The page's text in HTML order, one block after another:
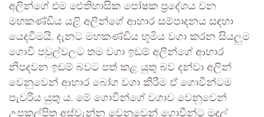
අලින්ගේ එම ඓතිහාසික පෝෂක ප්‍රදේශය වන
මහකණ්ඩිය යළි අලින්ගේ ආහාර සම්පාදනය සඳහා
යෙදවීමයි. දැනට මහකණ්ඩිය භූමිය වගා කරන සියලුම
ගොවි පවුල්වලට තම වගා ඉඩම් අලින්ගේ ආහාර
නිපදවන ඉඩම් බවට පත් කළ යුතු බව දන්වා අලින්
වෙනුවෙන් ආහාර බෝග වගා කිරීම ඒ ගොවීන්ටම
පැවරිය යුතු ය. මේ ගොවීන්ගේ වගාව වෙනුවෙන්
උපකල්පිත අස්වැන්න වෙනුවෙන් ගොවීන්ට මුදල්